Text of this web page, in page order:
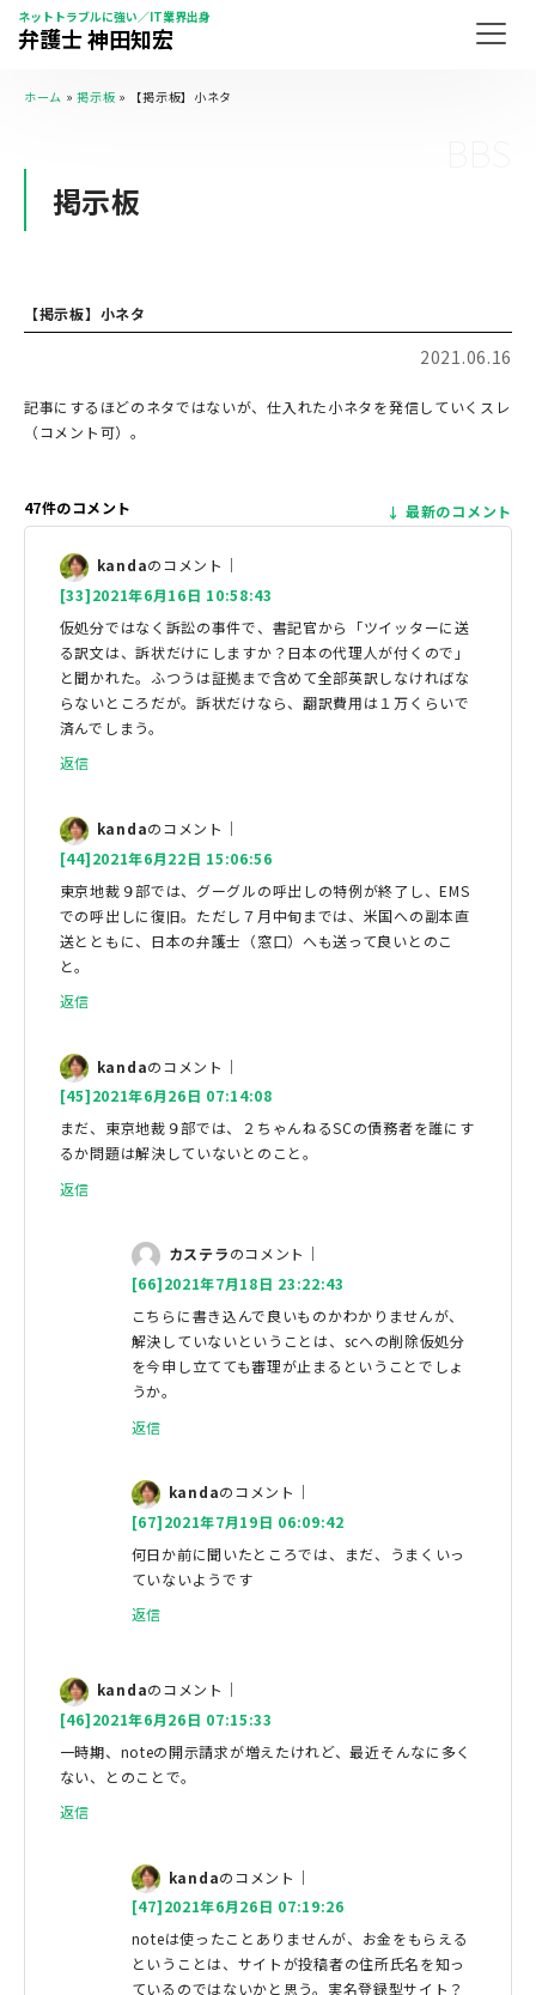
ネットトラブルに強い／IT業界出身
弁護士 神田知宏
ホーム »掲示板 » 【掲示板】小ネタ
掲示板
【掲示板】小ネタ
2021.06.16
記事にするほどのネタではないが、仕入れた小ネタを発信していくスレ
（コメント可）。
47件のコメント 最新のコメント
kandaのコメント｜
[33]2021年6月16日 10:58:43
仮処分ではなく訴訟の事件で、書記官から「ツイッターに送
る訳文は、訴状だけにしますか？日本の代理人が付くので」
と聞かれた。ふつうは証拠まで含めて全部英訳しなければな
らないところだが。訴状だけなら、翻訳費用は１万くらいで
済んでしまう。
返信
kandaのコメント｜
[44]2021年6月22日 15:06:56
東京地裁９部では、グーグルの呼出しの特例が終了し、EMS
での呼出しに復旧。ただし７月中旬までは、米国への副本直
送とともに、日本の弁護士（窓口）へも送って良いとのこ
と。
返信
kandaのコメント｜
[45]2021年6月26日 07:14:08
まだ、東京地裁９部では、２ちゃんねるSCの債務者を誰にす
るか問題は解決していないとのこと。
返信
カステラのコメント｜
[66]2021年7月18日 23:22:43
こちらに書き込んで良いものかわかりませんが、
解決していないということは、scへの削除仮処分
を今申し立てても審理が止まるということでしょ
うか。
返信
kandaのコメント｜
[67]2021年7月19日 06:09:42
何日か前に聞いたところでは、まだ、うまくいっ
ていないようです
返信
kandaのコメント｜
[46]2021年6月26日 07:15:33
一時期、noteの開示請求が増えたけれど、最近そんなに多く
ない、とのことで。
返信
kandaのコメント｜
[47]2021年6月26日 07:19:26
noteは使ったことありませんが、お金をもらえる
ということは、サイトが投稿者の住所氏名を知っ
ているのではないかと思う。実名登録型サイト？